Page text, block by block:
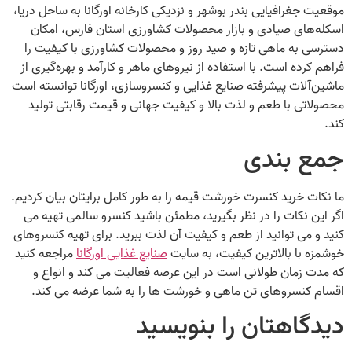
موقعیت جغرافیایی بندر بوشهر و نزدیکی کارخانه اورگانا به ساحل دریا،
اسکله‌های صیادی و بازار محصولات کشاورزی استان فارس، امکان
دسترسی به ماهی تازه و صید روز و محصولات کشاورزی با کیفیت را
فراهم کرده است. با استفاده از نیروهای ماهر و کارآمد و بهره‌گیری از
ماشین‌آلات پیشرفته صنایع غذایی و کنسروسازی، اورگانا توانسته است
محصولاتی با طعم و لذت بالا و کیفیت جهانی و قیمت رقابتی تولید
کند.
جمع‌ بندی
ما نکات خرید کنسرت خورشت قیمه را به طور کامل برایتان بیان کردیم.
اگر این نکات را در نظر بگیرید، مطمئن باشید کنسرو سالمی تهیه می‌
کنید و می‌ توانید از طعم و کیفیت آن لذت ببرید. برای تهیه کنسروهای
خوشمزه با بالاترین کیفیت، به سایتصنایع غذایی اورگانامراجعه کنید
که مدت زمان طولانی است در این عرصه فعالیت می‌ کند و انواع و
اقسام کنسروهای تن ماهی و خورشت ها را به شما عرضه می کند.
دیدگاهتان را بنویسید